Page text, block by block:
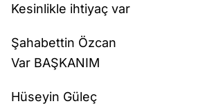
Kesinlikle ihtiyaç var
Şahabettin Özcan
Var BAŞKANIM
Hüseyin Güleç